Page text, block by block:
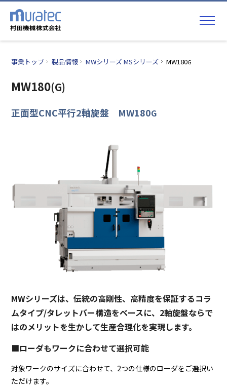
事業トップ 製品情報 MWシリーズ MSシリーズ MW180G
MW180(G)
正面型CNC平行2軸旋盤 MW180G
MWシリーズは、伝統の高剛性、高精度を保証するコラ
ムタイプ/タレットバー構造をベースに、2軸旋盤ならで
はのメリットを生かして生産合理化を実現します。
■ローダもワークに合わせて選択可能
対象ワークのサイズに合わせて、2つの仕様のローダをご選択い
ただけます。